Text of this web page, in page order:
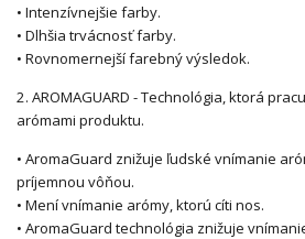
• Intenzívnejšie farby.
• Dlhšia trvácnosť farby.
• Rovnomernejší farebný výsledok.
2. AROMAGUARD - Technológia, ktorá
arómami produktu.
• AromaGuard znižuje ľudské vnímanie
príjemnou vôňou.
• Mení vnímanie arómy, ktorú cíti nos.
• AromaGuard technológia znižuje